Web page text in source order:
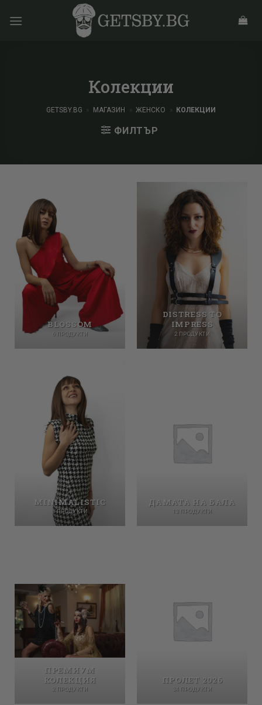
Колекции
GETSBY.BG МАГАЗИН ЖЕНСКО КОЛЕКЦИИ
ФИЛТЪР
BLOSSOM
6 ПРОДУКТИ
DISTRESS TO
IMPRESS
2 ПРОДУКТИ
MINIMALISTIC
8 ПРОДУКТИ
ДАМАТА НА БАЛА
13 ПРОДУКТИ
ПРЕМИУМ
КОЛЕКЦИЯ
2 ПРОДУКТИ
ПРОЛЕТ 2026
34 ПРОДУКТИ